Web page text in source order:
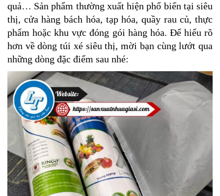
quả… Sản phẩm thường xuất hiện phổ biến tại siêu
thị, cửa hàng bách hóa, tạp hóa, quầy rau củ, thực
phẩm hoặc khu vực đóng gói hàng hóa. Để hiểu rõ
hơn về dòng túi xé siêu thị, mời bạn cùng lướt qua
những dòng đặc điểm sau nhé: